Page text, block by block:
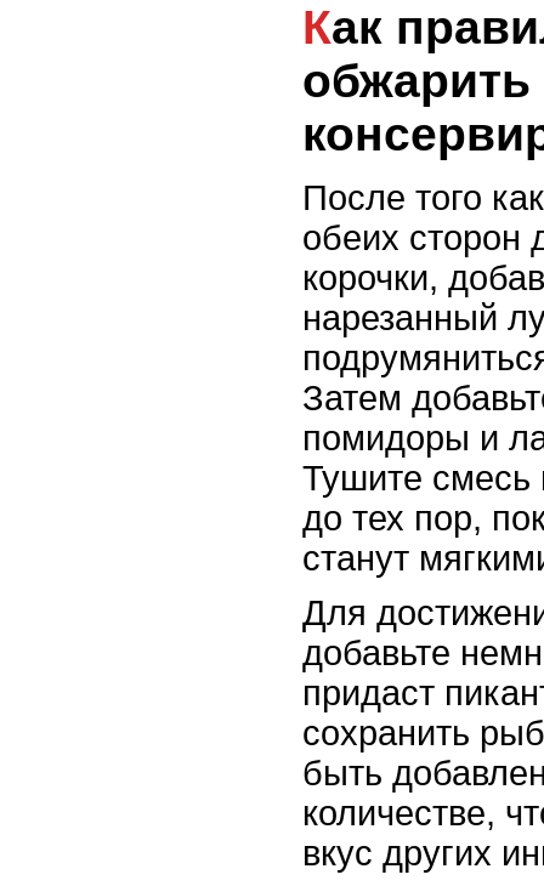
Как правильно
обжарить
После того
обеих сторон
корочки,
нарезанный
Затем
помидоры и
Тушите смесь
до тех пор,
станут
Для
добавьте
придаст
сохранить
быть
количестве,
вкус других